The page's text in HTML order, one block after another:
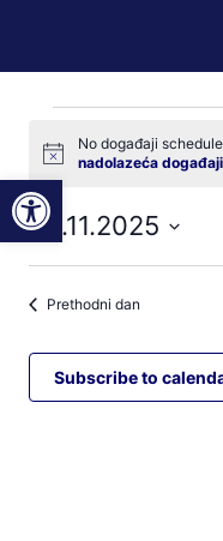
for
Notice
No događaji
nadolazeća događaji
23.11.2025
Odaberite
datum.
Prethodni dan
Subscribe to
Open toolbar